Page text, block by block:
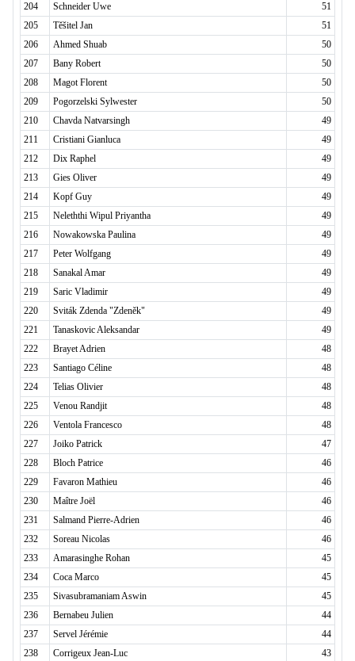
204
Schneider Uwe
51
205
Těšitel Jan
51
206
Ahmed Shuab
50
207
Bany Robert
50
208
Magot Florent
50
209
Pogorzelski Sylwester
50
210
Chavda Natvarsingh
49
211
Cristiani Gianluca
49
212
Dix Raphel
49
213
Gies Oliver
49
214
Kopf Guy
49
215
Neleththi Wipul Priyantha
49
216
Nowakowska Paulina
49
217
Peter Wolfgang
49
218
Sanakal Amar
49
219
Saric Vladimir
49
220
Sviták Zdenda "Zdeněk"
49
221
Tanaskovic Aleksandar
49
222
Brayet Adrien
48
223
Santiago Céline
48
224
Telias Olivier
48
225
Venou Randjit
48
226
Ventola Francesco
48
227
Joiko Patrick
47
228
Bloch Patrice
46
229
Favaron Mathieu
46
230
Maître Joël
46
231
Salmand Pierre-Adrien
46
232
Soreau Nicolas
46
233
Amarasinghe Rohan
45
234
Coca Marco
45
235
Sivasubramaniam Aswin
45
236
Bernabeu Julien
44
237
Servel Jérémie
44
238
Corrigeux Jean-Luc 43